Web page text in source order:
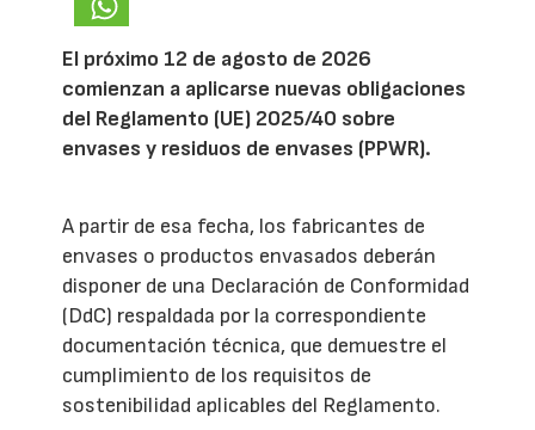
El próximo 12 de agosto de 2026
comienzan a aplicarse nuevas obligaciones
del Reglamento (UE) 2025/40 sobre
envases y residuos de envases (PPWR).
A partir de esa fecha, los fabricantes de
envases o productos envasados deberán
disponer de una Declaración de Conformidad
(DdC) respaldada por la correspondiente
documentación técnica, que demuestre el
cumplimiento de los requisitos de
sostenibilidad aplicables del Reglamento.